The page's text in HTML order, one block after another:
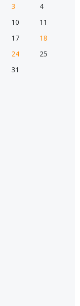
3
4
10
11
17
18
24
25
31